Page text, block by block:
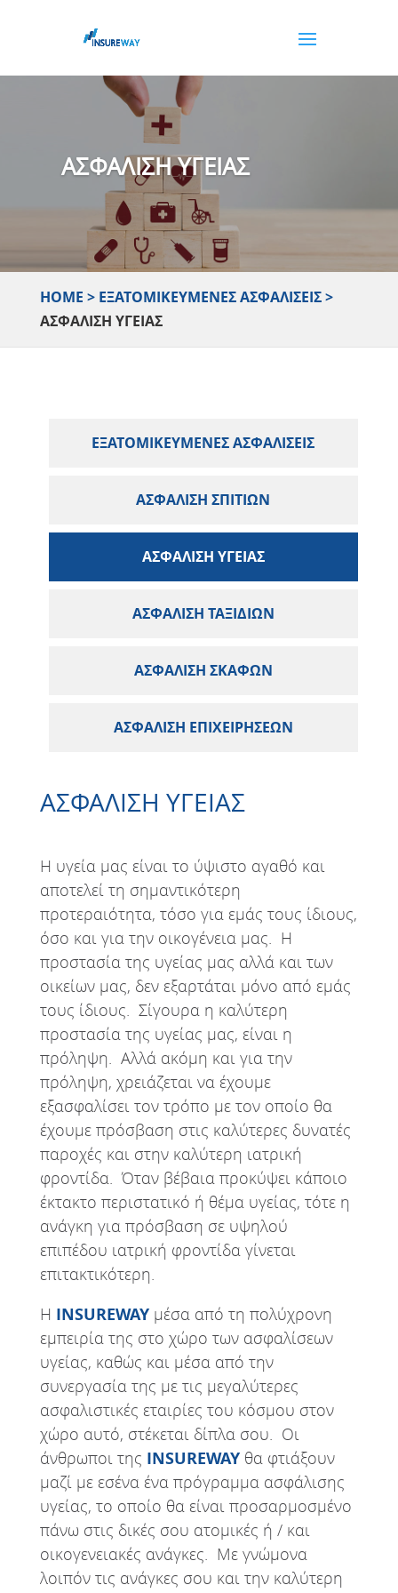
ΑΣΦΑΛΙΣΗ ΥΓΕΙΑΣ
ΗΟΜΕ > ΕΞΑΤΟΜΙΚΕΥΜΈΝΕΣ ΑΣΦΑΛΊΣΕΙΣ>
ΑΣΦΆΛΙΣΗ ΥΓΕΊΑΣ
ΕΞΑΤΟΜΙΚΕΥΜΈΝΕΣ ΑΣΦΑΛΊΣΕΙΣ
ΑΣΦΆΛΙΣΗ ΣΠΙΤΙΏΝ
ΑΣΦΆΛΙΣΗ ΥΓΕΊΑΣ
ΑΣΦΆΛΙΣΗ ΤΑΞΙΔΙΏΝ
ΑΣΦΆΛΙΣΗ ΣΚΑΦΏΝ
ΑΣΦΆΛΙΣΗ ΕΠΙΧΕΙΡΉΣΕΩΝ
ΑΣΦΑΛΙΣΗ ΥΓΕΙΑΣ
Η υγεία μας είναι το ύψιστο αγαθό και
αποτελεί τη σημαντικότερη
προτεραιότητα, τόσο για εμάς τους ίδιους,
όσο και για την οικογένεια μας. Η
προστασία της υγείας μας αλλά και των
οικείων μας, δεν εξαρτάται μόνο από εμάς
τους ίδιους. Σίγουρα η καλύτερη
προστασία της υγείας μας, είναι η
πρόληψη. Αλλά ακόμη και για την
πρόληψη, χρειάζεται να έχουμε
εξασφαλίσει τον τρόπο με τον οποίο θα
έχουμε πρόσβαση στις καλύτερες δυνατές
παροχές και στην καλύτερη ιατρική
φροντίδα. Όταν βέβαια προκύψει κάποιο
έκτακτο περιστατικό ή θέμα υγείας, τότε η
ανάγκη για πρόσβαση σε υψηλού
επιπέδου ιατρική φροντίδα γίνεται
επιτακτικότερη.
Η INSUREWAYμέσα από τη πολύχρονη
εμπειρία της στο χώρο των ασφαλίσεων
υγείας, καθώς και μέσα από την
συνεργασία της με τις μεγαλύτερες
ασφαλιστικές εταιρίες του κόσμου στον
χώρο αυτό, στέκεται δίπλα σου. Οι
άνθρωποι της INSUREWAYθα φτιάξουν
μαζί με εσένα ένα πρόγραμμα ασφάλισης
υγείας, το οποίο θα είναι προσαρμοσμένο
πάνω στις δικές σου ατομικές ή / και
οικογενειακές ανάγκες. Με γνώμονα
λοιπόν τις ανάγκες σου και την καλύτερη